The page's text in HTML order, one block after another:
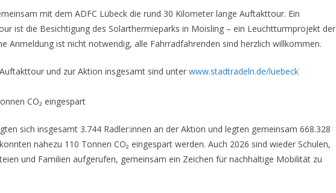
mit dem ADFC Lübeck die rund 30 Kilometer lange Auftakttour. Ein
ist die Besichtigung des Solarthermieparks in Moisling – ein Leuchtturmprojekt der
Anmeldung ist nicht notwendig, alle Fahrradfahrenden sind herzlich willkommen.
und zur Aktion insgesamt sind unter www.stadtradeln.de/luebeck
CO₂ eingespart
sich insgesamt 3.744 Radler:innen an der Aktion und legten gemeinsam 668.328
nahezu 110 Tonnen CO₂ eingespart werden. Auch 2026 sind wieder Schulen,
und Familien aufgerufen, gemeinsam ein Zeichen für nachhaltige Mobilität zu